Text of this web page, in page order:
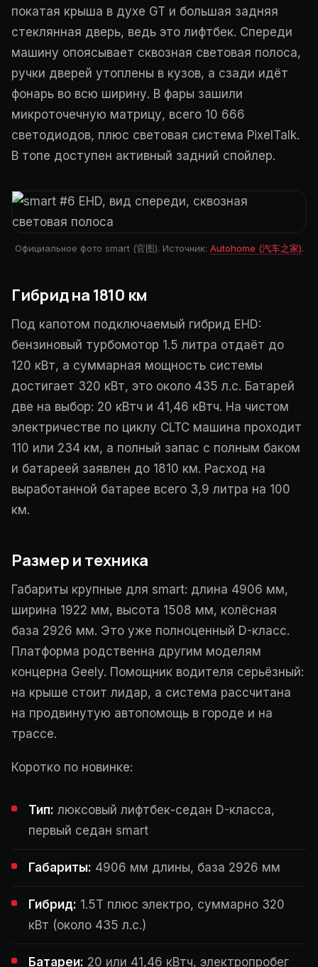
покатая крыша в духе GT и большая задняя
стеклянная дверь, ведь это лифтбек. Спереди
машину опоясывает сквозная световая полоса,
ручки дверей утоплены в кузов, а сзади идёт
фонарь во всю ширину. В фары зашили
микроточечную матрицу, всего 10 666
светодиодов, плюс световая система PixelTalk.
В топе доступен активный задний спойлер.
Официальное фото smart (官图). Источник: Autohome (汽车之家).
Гибрид на 1810 км
Под капотом подключаемый гибрид EHD:
бензиновый турбомотор 1.5 литра отдаёт до
120 кВт, а суммарная мощность системы
достигает 320 кВт, это около 435 л.с. Батарей
две на выбор: 20 кВтч и 41,46 кВтч. На чистом
электричестве по циклу CLTC машина проходит
110 или 234 км, а полный запас с полным баком
и батареей заявлен до 1810 км. Расход на
выработанной батарее всего 3,9 литра на 100
км.
Размер и техника
Габариты крупные для smart: длина 4906 мм,
ширина 1922 мм, высота 1508 мм, колёсная
база 2926 мм. Это уже полноценный D-класс.
Платформа родственна другим моделям
концерна Geely. Помощник водителя серьёзный:
на крыше стоит лидар, а система рассчитана
на продвинутую автопомощь в городе и на
трассе.
Коротко по новинке:
Тип: люксовый лифтбек-седан D-класса,
первый седан smart
Габариты: 4906 мм длины, база 2926 мм
Гибрид: 1.5T плюс электро, суммарно 320
кВт (около 435 л.с.)
Батареи: 20 или 41,46 кВтч, электропробег